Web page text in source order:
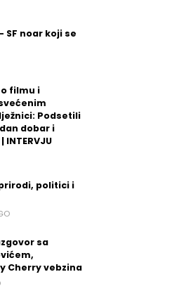
SF noar koji se
filmu i
Podsetili
dobar i
politici i
sa
Cherry vebzina